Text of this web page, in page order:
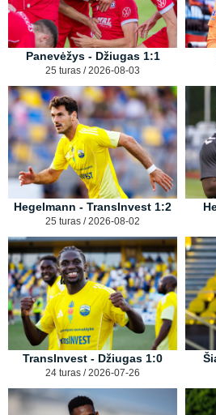
Panevėžys - Džiugas 1:1
25 turas / 2026-08-03
Hegelmann - TransInvest 1:2
25 turas / 2026-08-02
TransInvest - Džiugas 1:0
24 turas / 2026-07-26